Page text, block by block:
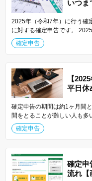
いつま
2025年（令和7年）に行う確
に対する確定申告です。
確定申告
【
平日休
確定申告の期間は約1ヶ月間
間をとることが難しい人も
確定申告
確定申
流れ【